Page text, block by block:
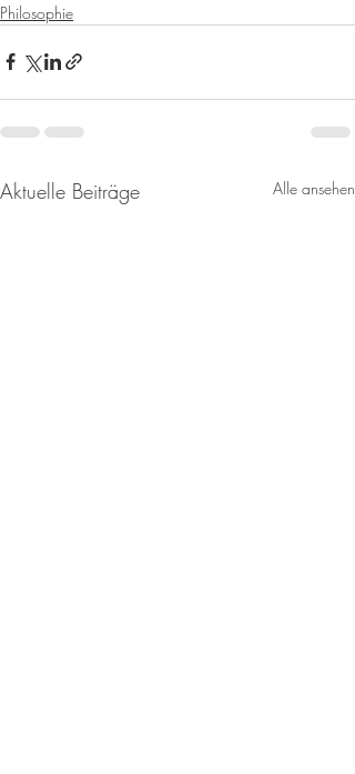
Philosophie
Aktuelle Beiträge Alle ansehen